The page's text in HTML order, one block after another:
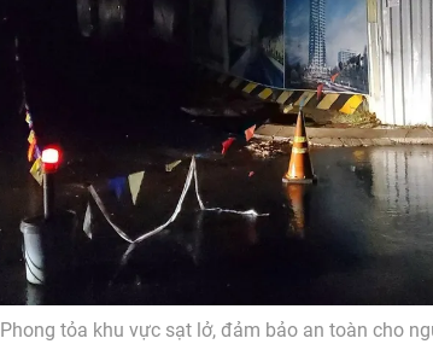
Phong tỏa khu vực sạt lở, đảm bảo an toàn cho